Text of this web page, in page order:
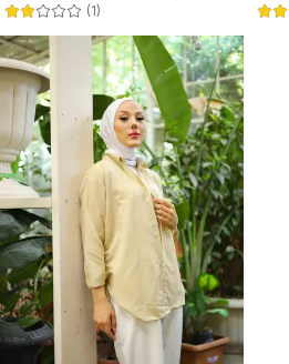
Gömlek
(1)